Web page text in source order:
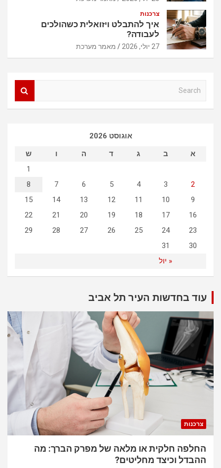
צרכנות
איך להתבלט ויזואלית כשהולכים
לעבודה?
27 יולי, 2026 מאמר מערכת
אוגוסט 2026
א
ב ג ד ה ו ש
« יול
1
2
3
4
5
6
7
8
9
10
11
12
13
14
15
16
17
18
19
20
21
22
23
24
25
26
27
28
29
30
31
עוד בחדשות העיר תל אביב
צרכנות
החלפה חלקית או מלאה של מפרק הברך: מה
ההבדל וכיצד מחליטים?